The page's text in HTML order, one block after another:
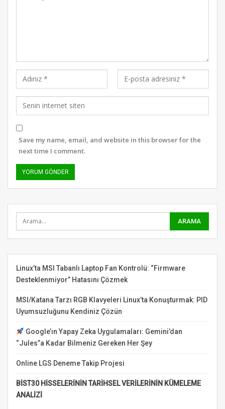
Save my name, email, and website in this browser for the
next time I comment.
Linux’ta MSI Tabanlı Laptop Fan Kontrolü: “Firmware
Desteklenmiyor” Hatasını Çözmek
MSI/Katana Tarzı RGB Klavyeleri Linux’ta Konuşturmak: PID
Uyumsuzluğunu Kendiniz Çözün
Google’ın Yapay Zeka Uygulamaları: Gemini’dan
“Jules”a Kadar Bilmeniz Gereken Her Şey
Online LGS Deneme Takip Projesi
BİST30 HİSSELERİNİN TARİHSEL VERİLERİNİN KÜMELEME
ANALİZİ